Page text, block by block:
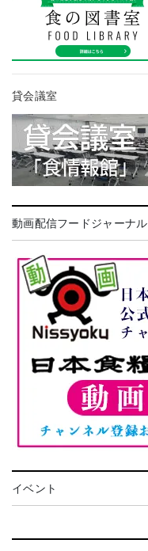
貸会議室
動画配信フードジャーナル
イベント